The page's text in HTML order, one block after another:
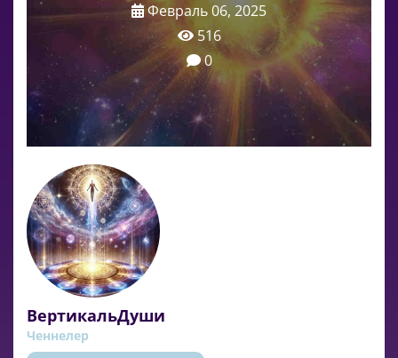
Февраль 06, 2025
516
0
ВертикальДуши
Ченнелер